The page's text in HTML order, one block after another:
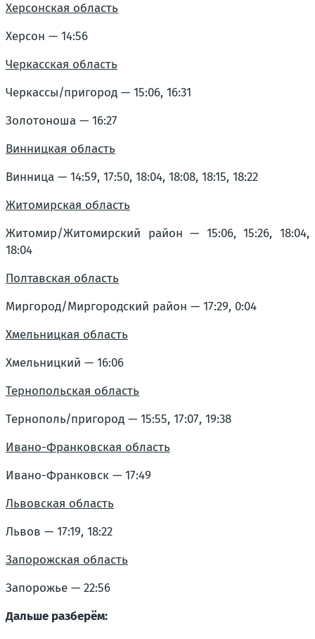
Херсонская область
Херсон — 14:56
Черкасская область
Черкассы/пригород — 15:06, 16:31
Золотоноша — 16:27
Винницкая область
Винница — 14:59, 17:50, 18:04, 18:08, 18:15, 18:22
Житомирская область
Житомир/Житомирский район — 15:06, 15:26, 18:04,
18:04
Полтавская область
Миргород/Миргородский район — 17:29, 0:04
Хмельницкая область
Хмельницкий — 16:06
Тернопольская область
Тернополь/пригород — 15:55, 17:07, 19:38
Ивано-Франковская область
Ивано-Франковск — 17:49
Львовская область
Львов — 17:19, 18:22
Запорожская область
Запорожье — 22:56
Дальше разберём: